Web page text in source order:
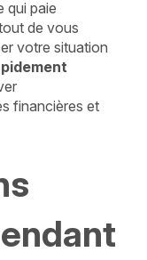
qui paie
de vous
votre situation
financières et